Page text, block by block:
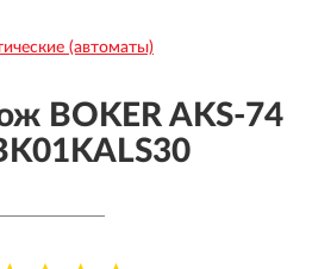
(автоматы)
BOKER AKS-74